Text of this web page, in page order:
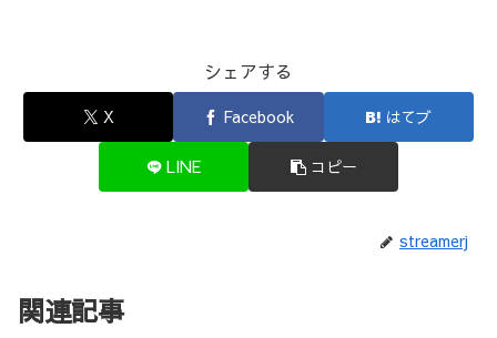
シェアする
X Facebook はてブ
LINE コピー
streamerj
関連記事